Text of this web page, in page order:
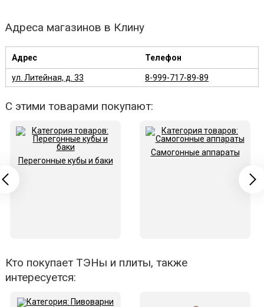
Адреса магазинов в Клину
Адрес Телефон
ул. Литейная, д. 33 8-999-717-89-89
С этими товарами покупают:
Перегонные кубы и баки
Самогонные аппараты
Кто покупает ТЭНы и плиты, также
интересуется: